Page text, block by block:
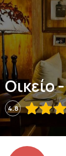
Οικείο
4.8